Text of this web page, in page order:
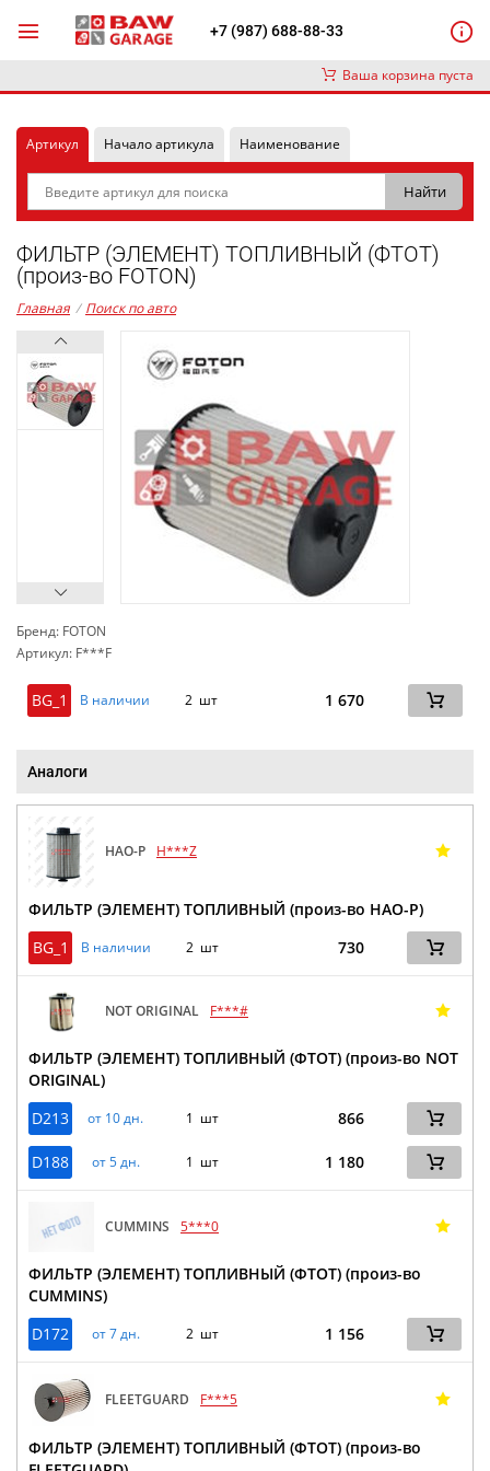
+7 (987) 688-88-33
Ваша корзина пуста
Артикул Начало артикула Наименование
ФИЛЬТР (ЭЛЕМЕНТ) ТОПЛИВНЫЙ (ФТОТ)
(произ-во FOTON)
Главная / Поиск по авто
Бренд: FOTON
Артикул: F***F
BG_1 В наличии 2 шт 1 670
Аналоги
HAO-P H***Z
ФИЛЬТР (ЭЛЕМЕНТ) ТОПЛИВНЫЙ (произ-во HAO-P)
BG_1
В наличии 2 шт 730
NOT ORIGINAL F***#
ФИЛЬТР (ЭЛЕМЕНТ) ТОПЛИВНЫЙ (ФТОТ) (произ-во NOT
ORIGINAL)
D213
от 10 дн. 1 шт 866
D188 от 5 дн. 1 шт 1 180
CUMMINS 5***0
ФИЛЬТР (ЭЛЕМЕНТ) ТОПЛИВНЫЙ (ФТОТ) (произ-во
CUMMINS)
D172
от 7 дн. 2 шт 1 156
FLEETGUARD F***5
ФИЛЬТР (ЭЛЕМЕНТ) ТОПЛИВНЫЙ (ФТОТ) (произ-во